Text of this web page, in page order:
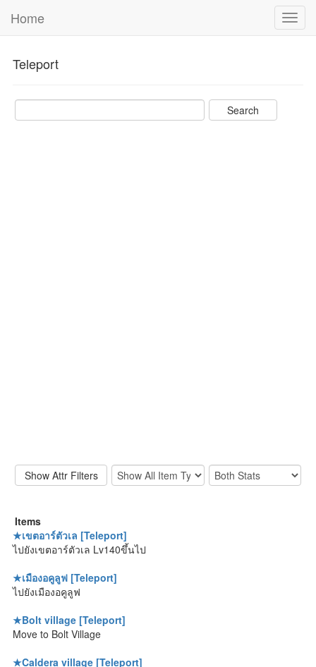
Home
Teleport
Items
★เขตอาร์ตัวเล [Teleport]
ไปยังเขตอาร์ตัวเล Lv140ขึ้นไป
★เมืองอคูลูฟ [Teleport]
ไปยังเมืองอคูลูฟ
★Bolt village [Teleport]
Move to Bolt Village
★Caldera village [Teleport]